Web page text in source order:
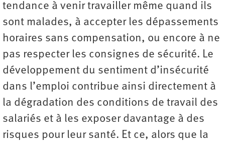
tendance à venir travailler même quand ils
sont malades, à accepter les dépassements
horaires sans compensation, ou encore à ne
pas respecter les consignes de sécurité. Le
développement du sentiment d’insécurité
dans l’emploi contribue ainsi directement à
la dégradation des conditions de travail des
salariés et à les exposer davantage à des
risques pour leur santé. Et ce, alors que la